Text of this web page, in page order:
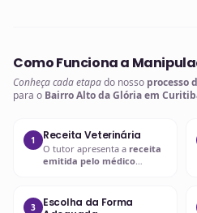
Como Funciona a
Conheça cada etapado nosso processo
para o Bairro Alto da Glória em
1 Receita Veterinária
O tutor apresenta a receita
emitida pelo médico
3
Escolha da Forma